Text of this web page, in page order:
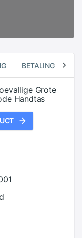
BETALING
Grote
Handtas